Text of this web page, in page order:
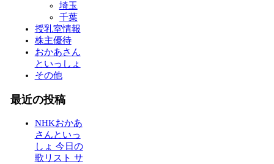
埼玉
千葉
授乳室情報
株主優待
おかあさん
といっしょ
その他
最近の投稿
NHKおかあ
さんといっ
しょ 今日の
歌リスト サ